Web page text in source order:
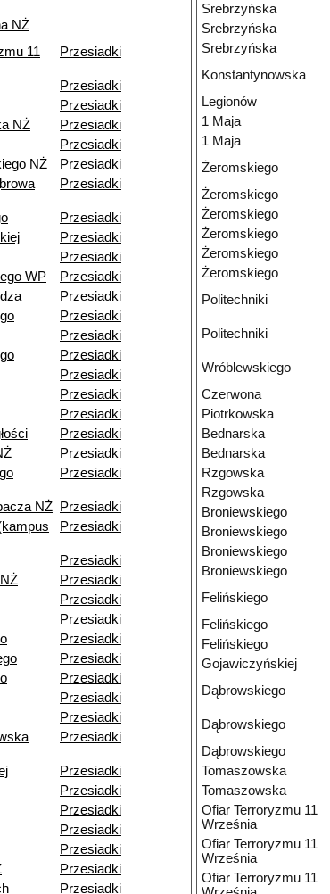
NŻ
11
Przesiadki
Przesiadki
Przesiadki
NŻ
Przesiadki
Przesiadki
NŻ
Przesiadki
Przesiadki
Przesiadki
Przesiadki
Przesiadki
WP
Przesiadki
Przesiadki
Przesiadki
Przesiadki
Przesiadki
Przesiadki
Przesiadki
Przesiadki
Przesiadki
Przesiadki
Przesiadki
NŻ
Przesiadki
Przesiadki
Przesiadki
Przesiadki
Przesiadki
Przesiadki
Przesiadki
Przesiadki
Przesiadki
Przesiadki
Przesiadki
Przesiadki
Przesiadki
Przesiadki
Przesiadki
Przesiadki
Przesiadki
Przesiadki
Przesiadki
Srebrzyńska
Srebrzyńska
Srebrzyńska
Konstantynowska
Legionów
1 Maja
1 Maja
Żeromskiego
Żeromskiego
Żeromskiego
Żeromskiego
Żeromskiego
Żeromskiego
Politechniki
Politechniki
Wróblewskiego
Czerwona
Piotrkowska
Bednarska
Bednarska
Rzgowska
Rzgowska
Broniewskiego
Broniewskiego
Broniewskiego
Broniewskiego
Felińskiego
Felińskiego
Felińskiego
Gojawiczyńskiej
Dąbrowskiego
Dąbrowskiego
Dąbrowskiego
Tomaszowska
Tomaszowska
Ofiar Terroryzmu 11
Września
Ofiar Terroryzmu 11
Września
Ofiar Terroryzmu 11